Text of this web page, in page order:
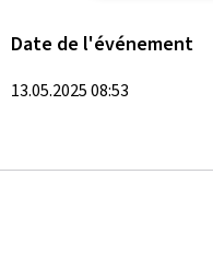
Date de l'événement
13.05.2025 08:53